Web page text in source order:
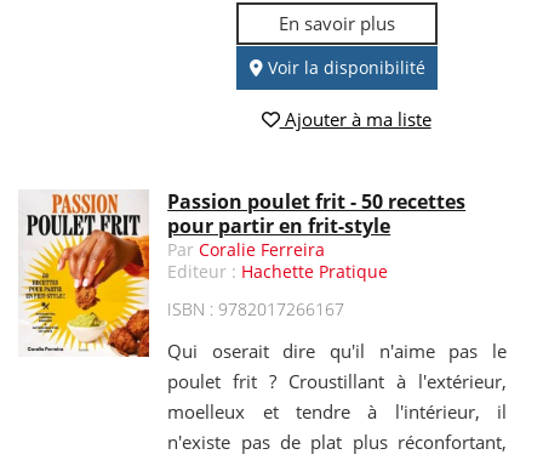
En savoir plus
Voir la disponibilité
Ajouter à ma liste
Passion poulet frit - 50 recettes
pour partir en frit-style
ParCoralie Ferreira
Editeur : Hachette Pratique
ISBN : 9782017266167
Qui oserait dire qu'il n'aime pas le
poulet frit ? Croustillant à l'extérieur,
moelleux et tendre à l'intérieur, il
n'existe pas de plat plus réconfortant,